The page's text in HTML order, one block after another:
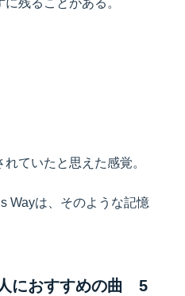
残ることがある。
ていたと思えた感覚。
Wayは、そのような記憶
におすすめの曲 5